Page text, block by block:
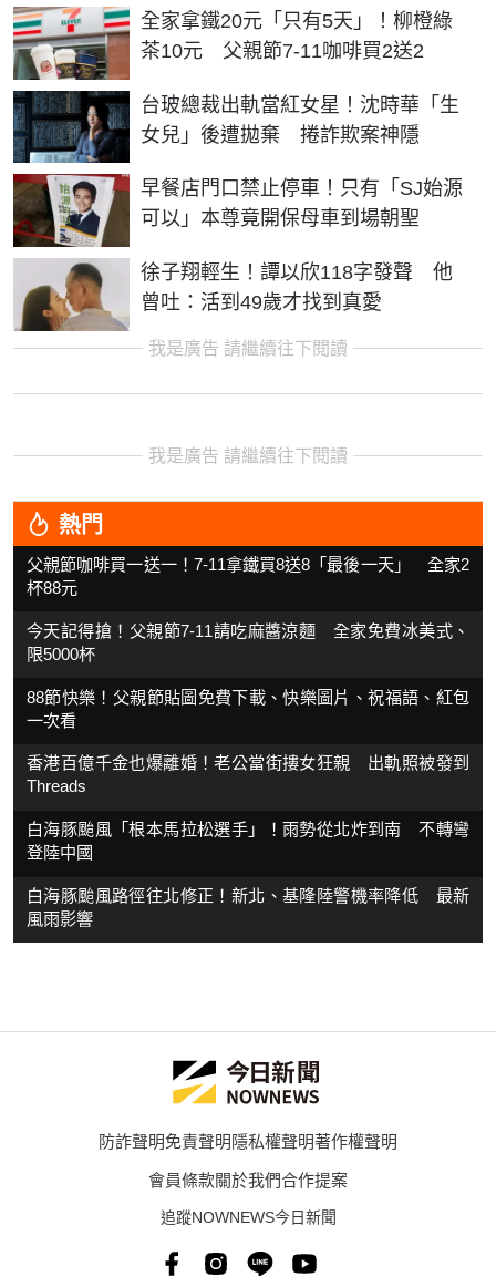
全家拿鐵20元「只有5天」！柳橙綠
茶10元 父親節7-11咖啡買2送2
台玻總裁出軌當紅女星！沈時華「生
女兒」後遭拋棄 捲詐欺案神隱
早餐店門口禁止停車！只有「SJ始源
可以」本尊竟開保母車到場朝聖
徐子翔輕生！譚以欣118字發聲 他
曾吐：活到49歲才找到真愛
我是廣告 請繼續往下閱讀
我是廣告 請繼續往下閱讀
熱門
父親節咖啡買一送一！7-11拿鐵買8送8「最後一天」 全家2
杯88元
今天記得搶！父親節7-11請吃麻醬涼麵 全家免費冰美式、
限5000杯
88節快樂！父親節貼圖免費下載、快樂圖片、祝福語、紅包
一次看
香港百億千金也爆離婚！老公當街摟女狂親 出軌照被發到
Threads
白海豚颱風「根本馬拉松選手」！雨勢從北炸到南 不轉彎
登陸中國
白海豚颱風路徑往北修正！新北、基隆陸警機率降低 最新
風雨影響
防詐聲明免責聲明隱私權聲明著作權聲明
會員條款關於我們合作提案
追蹤NOWNEWS今日新聞